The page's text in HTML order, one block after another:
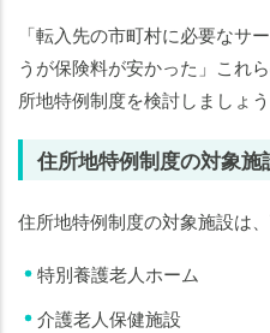
「転入先の市町村に必要なサ
うが保険料が安かった」これ
所地特例制度を検討しましょう
住所地特例制度の対象施
住所地特例制度の対象施設は
特別養護老人ホーム
介護老人保健施設